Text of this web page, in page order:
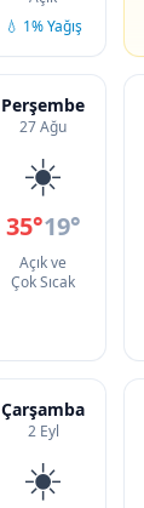
💧 1% Yağış
Perşembe
27 Ağu
☀️
35°19°
Açık ve
Çok Sıcak
Çarşamba
2 Eyl
☀️